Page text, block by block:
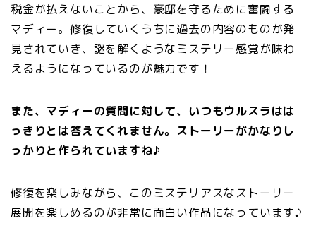
税金が払えないことから、豪邸を守るために奮闘する
マディー。修復していくうちに過去の内容のものが発
見されていき、謎を解くようなミステリー感覚が味わ
えるようになっているのが魅力です！
また、マディーの質問に対して、いつもウルスラはは
っきりとは答えてくれません。ストーリーがかなりし
っかりと作られていますね♪
修復を楽しみながら、このミステリアスなストーリー
展開を楽しめるのが非常に面白い作品になっています♪